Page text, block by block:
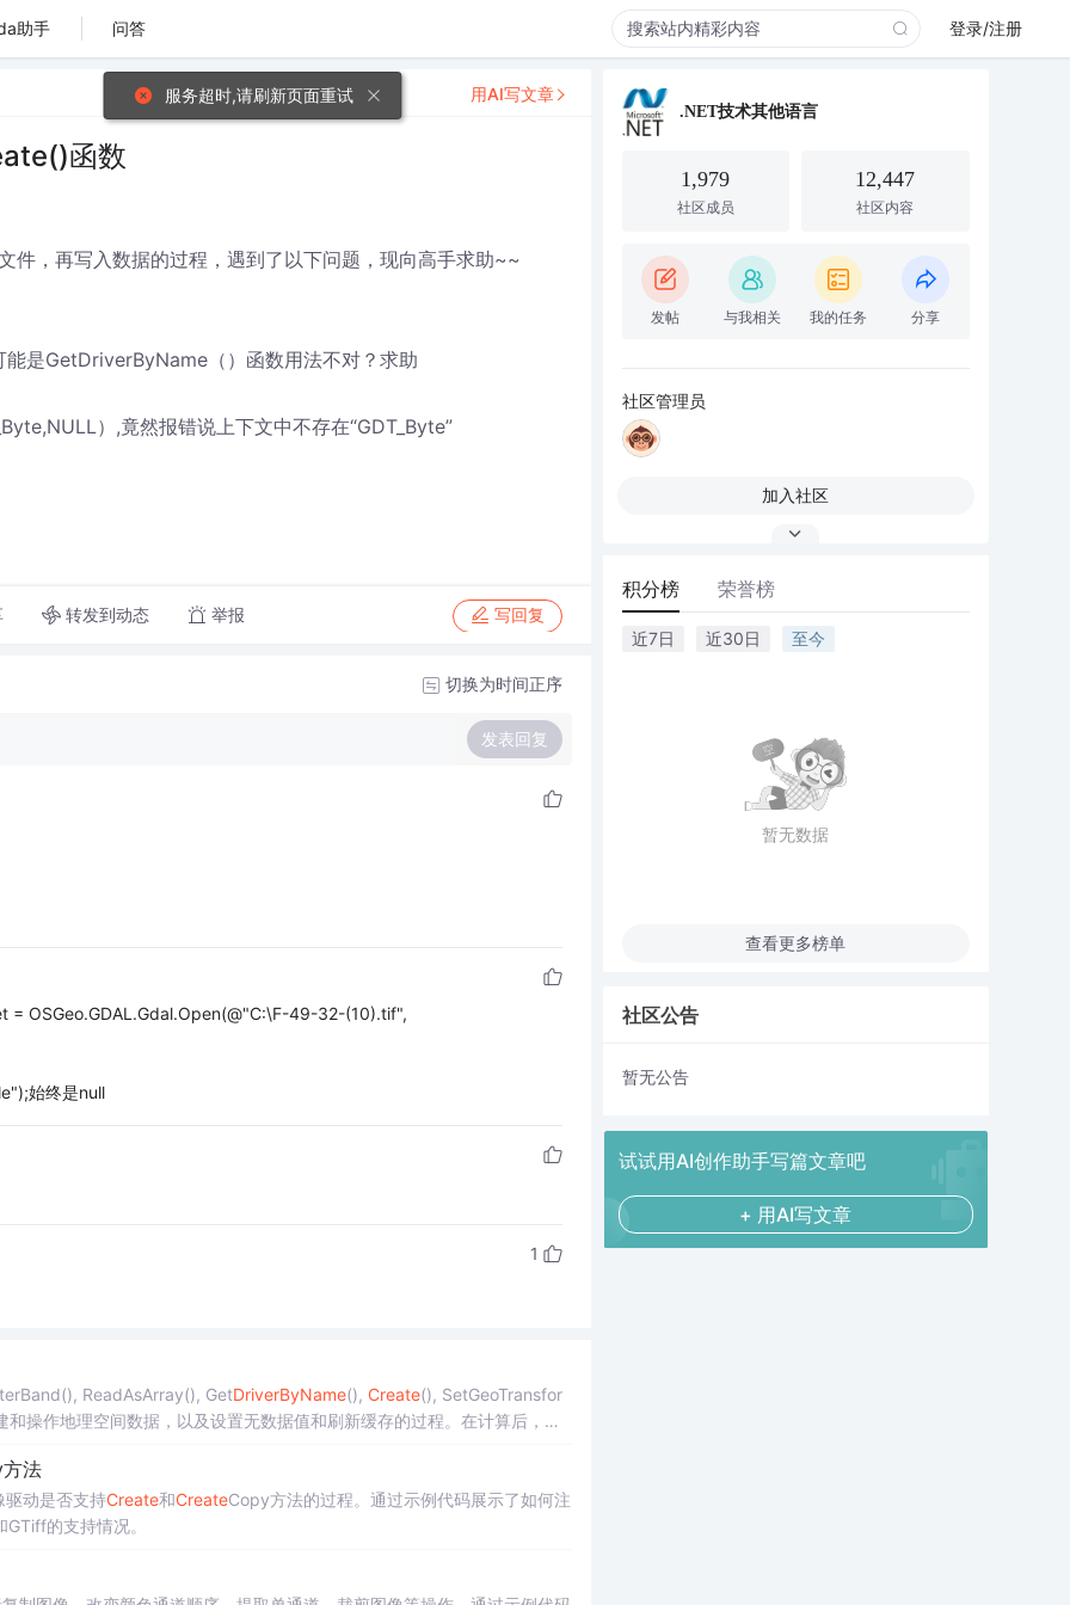
助手 问答 登录/注册
函数
件，再写入数据的过程，遇到了以下问题，现向高手求助~~
是GetDriverByName（）函数用法不对？求助
）,竟然报错说上下文中不存在“GDT_Byte”
转发到动态 举报 写回复
用AI写文章
切换为时间正序
发表回复
= OSGeo.GDAL.Gdal.Open(@"C:\F-49-32-(10).tif",
始终是null
1
ReadAsArray(), GetDriverByName(), Create(), SetGeoTransfor
操作地理空间数据，以及设置无数据值和刷新缓存的过程。在计算后，发
法
驱动是否支持Create和CreateCopy方法的过程。通过示例代码展示了如何注
的支持情况。
.NET技术其他语言
1,979
社区成员
12,447
社区内容
发帖 与我相关 我的任务 分享
社区管理员
加入社区
积分榜 荣誉榜
近7日 近30日 至今
暂无数据
查看更多榜单
社区公告
暂无公告
试试用AI创作助手写篇文章吧
+ 用AI写文章
服务超时,请刷新页面重试